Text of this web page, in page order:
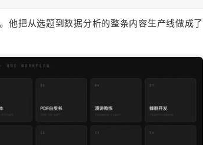
他把从选题到数据分析的整条内容生产线做成了